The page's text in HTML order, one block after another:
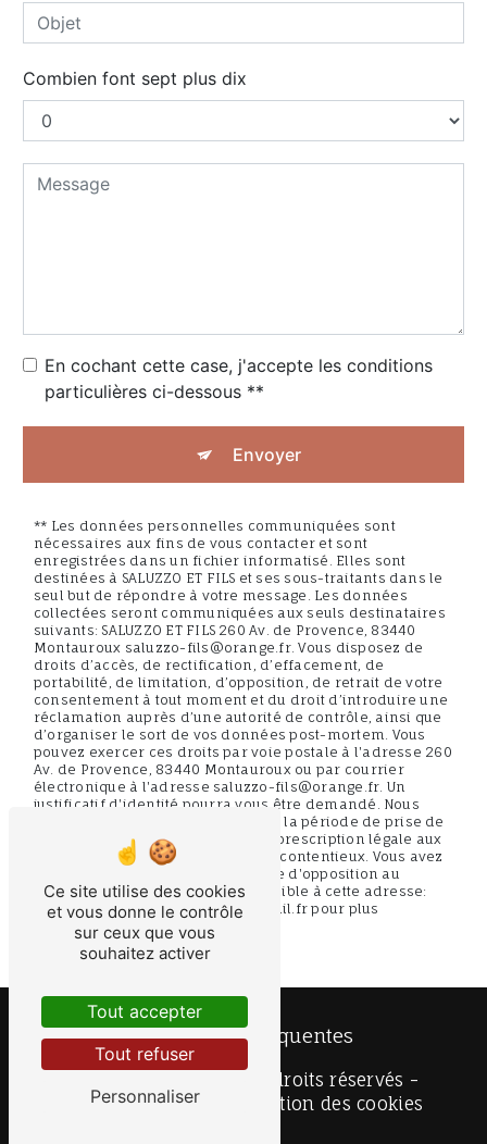
Combien font sept plus dix
En cochant cette case, j'accepte les conditions
particulières ci-dessous **
Envoyer
** Les données personnelles communiquées sont
nécessaires aux fins de vous contacter et sont
enregistrées dans un fichier informatisé. Elles sont
destinées à SALUZZO ET FILS et ses sous-traitants dans le
seul but de répondre à votre message. Les données
collectées seront communiquées aux seuls destinataires
suivants: SALUZZO ET FILS 260 Av. de Provence, 83440
Montauroux saluzzo-fils@orange.fr. Vous disposez de
droits d’accès, de rectification, d’effacement, de
portabilité, de limitation, d’opposition, de retrait de votre
consentement à tout moment et du droit d’introduire une
réclamation auprès d’une autorité de contrôle, ainsi que
d’organiser le sort de vos données post-mortem. Vous
pouvez exercer ces droits par voie postale à l'adresse 260
Av. de Provence, 83440 Montauroux ou par courrier
électronique à l'adresse saluzzo-fils@orange.fr. Un
justificatif d'identité pourra vous être demandé. Nous
conservons vos données pendant la période de prise de
contact puis pendant la durée de prescription légale aux
fins probatoires et de gestion des contentieux. Vous avez
le droit de vous inscrire sur la liste d'opposition au
démarchage téléphonique, disponible à cette adresse:
Bloctel.gouv.fr. Consultez le site cnil.fr pour plus
d’informations sur vos droits.
Recherches fréquentes
- 2026 - Tous droits réservés -
Mentions légales
Gestion des cookies
Ce site utilise des cookies
et vous donne le contrôle
sur ceux que vous
souhaitez activer
Tout accepter
Tout refuser
Personnaliser